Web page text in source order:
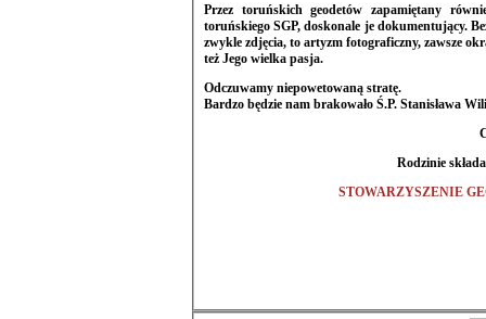
Przez toruńskich geodetów zapamiętany
toruńskiego SGP, doskonale je dokumentujący. Bezcenne są tysiące wspaniałych fotografii. Tak fotografii, ponieważ nie są to
zwykle zdjęcia, to artyzm fotograficzny, zawsze okraszony (uwrażliwiającymi nas na piękno) fotografiami cudów przyrody, to
też Jego wielka pasja.
Odczuwamy niepowetowaną stratę.
Bardzo będzie
Rodzinie
STOWARZYSZENIE